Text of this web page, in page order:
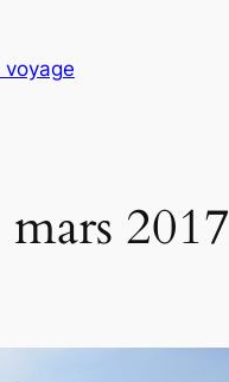
voyage
mars 2017